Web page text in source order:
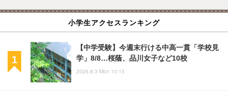
小学生アクセスランキング
【中学受験】今週末行ける中高一貫「学校見
学」8/8…桜蔭、品川女子など10校
2026.8.3 Mon 10:15